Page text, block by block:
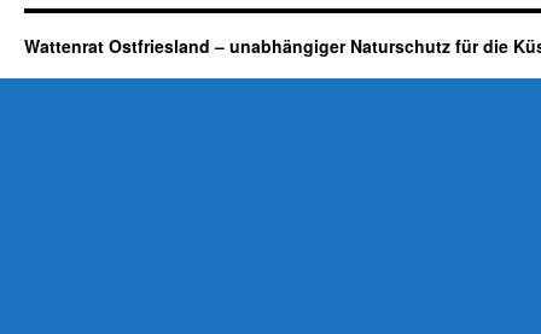
Wattenrat Ostfriesland – unabhängiger Naturschutz für die